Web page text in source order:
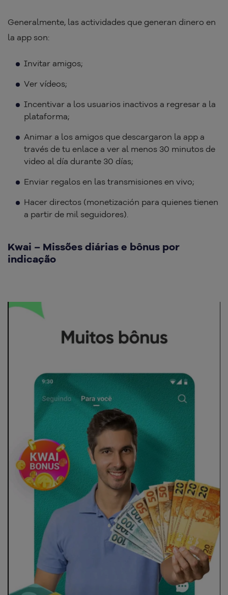
Generalmente, las actividades que generan dinero en
la app son:
Invitar amigos;
Ver vídeos;
Incentivar a los usuarios inactivos a regresar a la
plataforma;
Animar a los amigos que descargaron la app a
través de tu enlace a ver al menos 30 minutos de
video al día durante 30 días;
Enviar regalos en las transmisiones en vivo;
Hacer directos (monetización para quienes tienen
a partir de mil seguidores).
Kwai – Missões diárias e bônus por
indicação